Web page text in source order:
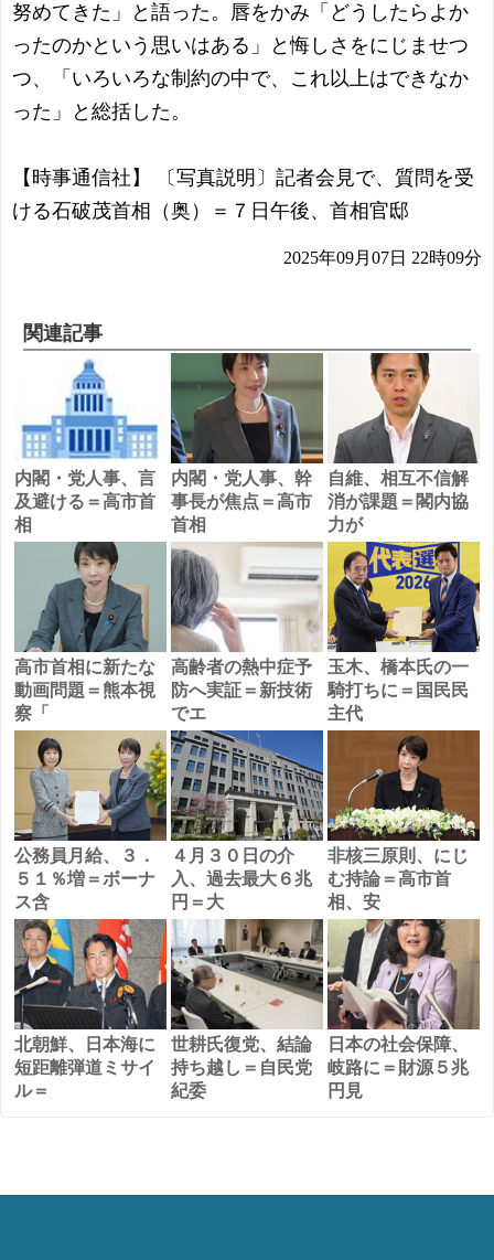
努めてきた」と語った。唇をかみ「どうしたらよか
ったのかという思いはある」と悔しさをにじませつ
つ、「いろいろな制約の中で、これ以上はできなか
った」と総括した。
【時事通信社】 〔写真説明〕記者会見で、質問を受
ける石破茂首相（奥）＝７日午後、首相官邸
2025年09月07日 22時09分
関連記事
内閣・党人事、言
及避ける＝高市首
相
内閣・党人事、幹
事長が焦点＝高市
首相
自維、相互不信解
消が課題＝閣内協
力が
高市首相に新たな
動画問題＝熊本視
察「
高齢者の熱中症予
防へ実証＝新技術
でエ
玉木、橋本氏の一
騎打ちに＝国民民
主代
公務員月給、３．
５１％増＝ボーナ
ス含
４月３０日の介
入、過去最大６兆
円＝大
非核三原則、にじ
む持論＝高市首
相、安
北朝鮮、日本海に
短距離弾道ミサイ
ル＝
世耕氏復党、結論
持ち越し＝自民党
紀委
日本の社会保障、
岐路に＝財源５兆
円見